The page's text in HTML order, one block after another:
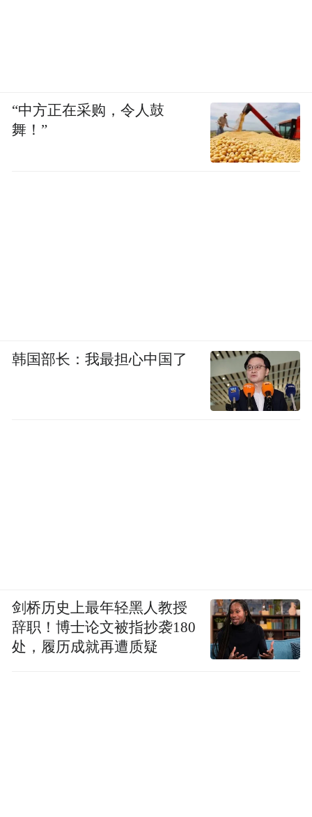
“中方正在采购，令人鼓
舞！”
韩国部长：我最担心中国了
剑桥历史上最年轻黑人教授
辞职！博士论文被指抄袭180
处，履历成就再遭质疑